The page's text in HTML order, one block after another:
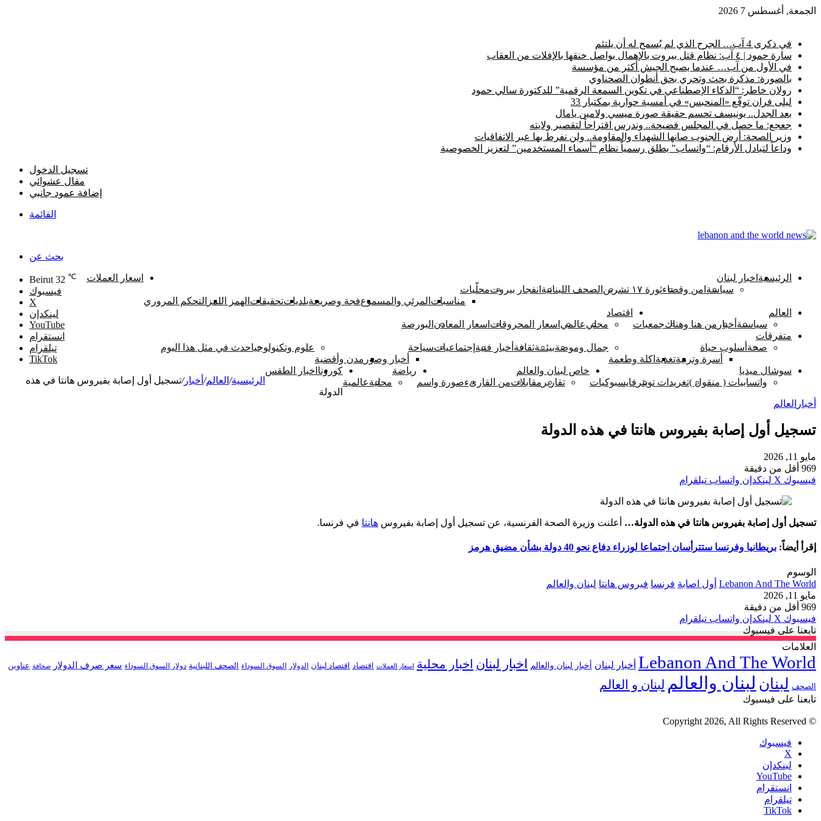
الجمعة, أغسطس 7 2026
في ذكرى 4 آب… الجرح الذي لم يُسمح له أن يلتئم
سارة حمود | ٤ آب: نظام قتل بيروت بالإهمال يواصل خنقها بالإفلات من العقاب
في الأول من آب… عندما يصبح الجيش أكثر من مؤسسة
بالصورة: مذكرة بحث وتحري بحق أنطوان الصحناوي
رولان خاطر: “الذكاء الإصطناعي في تكوين السمعة الرقمية” للدكتورة سالي حمود
ليلى فران توقّع «المنحبس» في أمسية حوارية بمكتبار 33
بعد الجدل.. يونيسف تحسم حقيقة صورة ميسي ولامين يامال
جعجع: ما حصل في المجلس فضيحة.. وندرس اقتراحاً لتقصير ولايته
وزير الصحة: أرض الجنوب صانها الشهداء والمقاومة.. ولن نفرط بها عبر الاتفاقيات
وداعاً لتبادل الأرقام: “واتساب” يطلق رسمياً نظام “أسماء المستخدمين” لتعزيز الخصوصية
تسجيل الدخول
مقال عشوائي
إضافة عمود جانبي
القائمة
بحث عن
الرئيسية اخبار لبنان
سياسة امن وقضاءثورة ١٧ تشرين الصحف اللبنانية انفجار بيروتمحلّيات
مناسبات المرئي والمسموعفجة وصريحةبلدياتتحقيقات الهمز اللمز التحكم المروري
اسعار العملات
العالم
سياسىة أخبار من هنا وهناكجمعيات
اقتصاد
محليعالمي اسعار المحروقات اسعار المعادن البورصة
متفرقات
صحة أسلوب حياة
أسرة وتربيةتغذية اكلة وطعمة
جمال وموضةبيئــةثقافة أخبار فنية إجتماعياتسياحة
أخبار وصور مدن وأقضية
علوم وتكنولوجياحدث في مثل هذا اليوم
سوشال ميديا
واتسابيات ( منقول )تغريدات تويتر فايسبوكيات
خاص لبنان والعالم
تقارير مقابلاتمن القارىءصورة واسم
رياضة
محليةعالمية
كورونا اخبار الطقس
Beirut 32 ℃
فيسبوك
‫X
لينكدإن
‫YouTube
انستقرام
تيلقرام
‫TikTok
الرئيسية/ العالم/ أخبار/تسجيل أول إصابة بفيروس هانتا في هذه
الدولة
أخبار العالم
تسجيل أول إصابة بفيروس هانتا في هذه الدولة
مايو 11, 2026
969 أقل من دقيقة
فيسبوك ‫X لينكدإن واتساب تيلقرام
تسجيل أول إصابة بفيروس هانتا في هذه الدولة… أعلنت ​وزيرة الصحة الفرنسية​، عن تسجيل أول إصابة بفيروس هانتا في فرنسا.
إقرأ أيضاً: بريطانيا وفرنسا ستترأسان اجتماعا لوزراء دفاع نحو 40 دولة بشأن مضيق هرمز
الوسوم
Lebanon And The World أول اصابة فرنسا فيروس هانتا لبنان والعالم
مايو 11, 2026
969 أقل من دقيقة
فيسبوك ‫X لينكدإن واتساب تيلقرام
تابعنا على فيسبوك
العلامات
Lebanon And The World أخبار لبنان أخبار لبنان والعالم اخبار لبنان اخبار محلية اسعار العملات اقتصاد اقتصاد لبنان الدولار السوق السوداء الصحف اللبنانية دولار السوق السوداء سعر صرف الدولار صحافة عناوين
الصحف لبنان لبنان والعالم لبنان و العالم
تابعنا على فيسبوك
© Copyright 2026, All Rights Reserved
فيسبوك
‫X
لينكدإن
‫YouTube
انستقرام
تيلقرام
‫TikTok